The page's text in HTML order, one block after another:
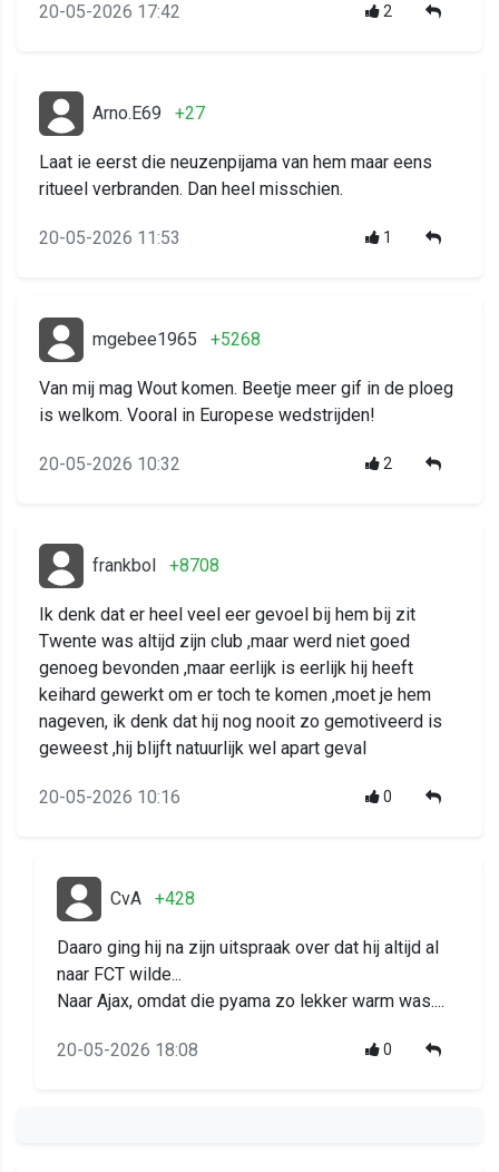
20-05-2026 17:42 2
Arno.E69 +27
Laat ie eerst die neuzenpijama van hem maar eens
ritueel verbranden. Dan heel misschien.
20-05-2026 11:53 1
mgebee1965 +5268
Van mij mag Wout komen. Beetje meer gif in de ploeg
is welkom. Vooral in Europese wedstrijden!
20-05-2026 10:32 2
frankbol +8708
Ik denk dat er heel veel eer gevoel bij hem bij zit
Twente was altijd zijn club ,maar werd niet goed
genoeg bevonden ,maar eerlijk is eerlijk hij heeft
keihard gewerkt om er toch te komen ,moet je hem
nageven, ik denk dat hij nog nooit zo gemotiveerd is
geweest ,hij blijft natuurlijk wel apart geval
20-05-2026 10:16 0
CvA +428
Daaro ging hij na zijn uitspraak over dat hij altijd al
naar FCT wilde...
Naar Ajax, omdat die pyama zo lekker warm was....
20-05-2026 18:08 0